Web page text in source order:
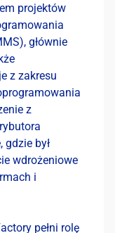
projektów
głównie
z zakresu
z
gdzie był
wdrożeniowe
i
pełni rolę